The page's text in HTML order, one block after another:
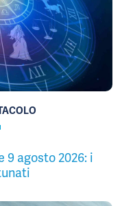
9 agosto 2026: i